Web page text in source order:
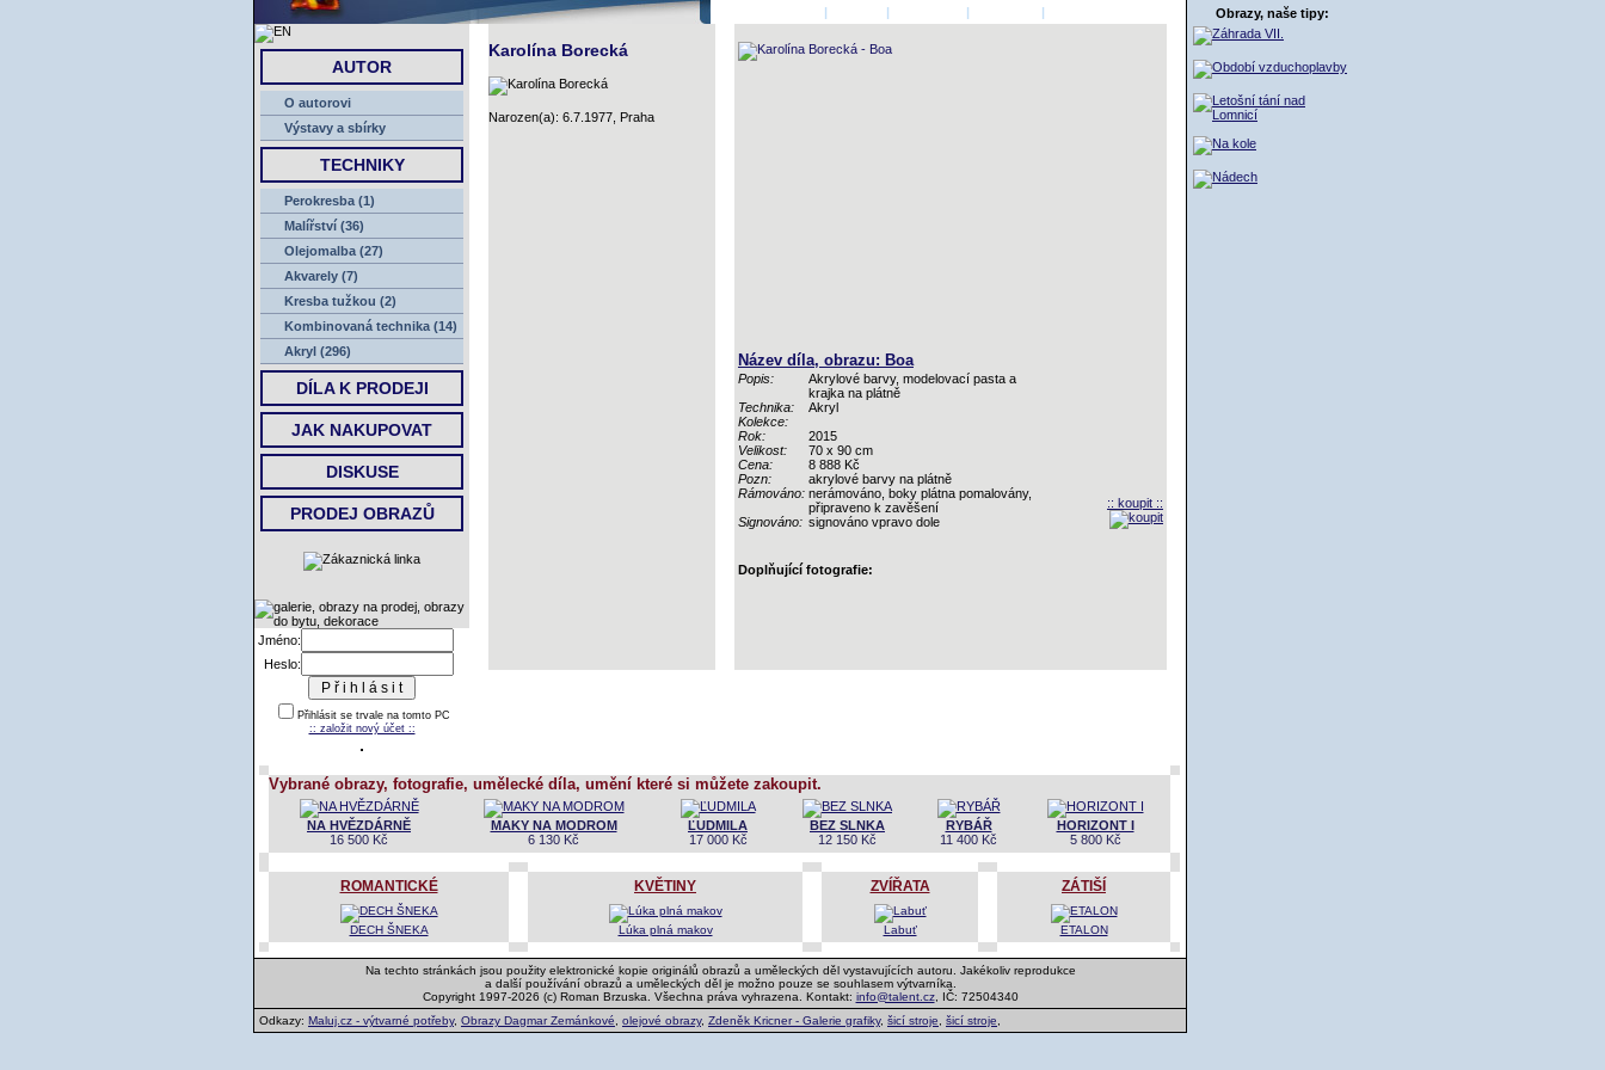
| | | |
AUTOR
O autorovi
Výstavy a sbírky
TECHNIKY
Perokresba (1)
Malířství (36)
Olejomalba (27)
Akvarely (7)
Kresba tužkou (2)
Kombinovaná technika (14)
Akryl (296)
DÍLA K PRODEJI
JAK NAKUPOVAT
DISKUSE
PRODEJ OBRAZŮ
Jméno:
Heslo:
Přihlásit se trvale na tomto PC
:: založit nový účet ::
Karolína Borecká
Narozen(a): 6.7.1977, Praha
Název díla, obrazu: Boa
Popis:
Akrylové barvy, modelovací pasta a
krajka na plátně
Technika:
Akryl
Kolekce:
Rok:
2015
Velikost:
70 x 90 cm
Cena:
8 888 Kč
Pozn:
akrylové barvy na plátně
Rámováno: nerámováno, boky plátna pomalovány,
připraveno k zavěšení
Signováno: signováno vpravo dole
:: koupit ::
Doplňující fotografie:
Vybrané obrazy, fotografie, umělecké díla, umění které si můžete zakoupit.
NA HVĚZDÁRNĚ
16 500 Kč
MAKY NA MODROM
6 130 Kč
ĽUDMILA
17 000 Kč
BEZ SLNKA
12 150 Kč
RYBÁŘ
11 400 Kč
HORIZONT I
5 800 Kč
ROMANTICKÉ
DECH ŠNEKA
KVĚTINY
Lúka plná makov
ZVÍŘATA
Labuť
ZÁTIŠÍ
ETALON
Na techto stránkách jsou použity elektronické kopie originálů obrazů a uměleckých děl vystavujících autoru. Jakékoliv reprodukce
a další používání obrazů a uměleckých děl je možno pouze se souhlasem výtvarníka.
Copyright 1997-2026 (c) Roman Brzuska. Všechna práva vyhrazena. Kontakt: info@talent.cz, IČ: 72504340
Odkazy: Maluj.cz - výtvarné potřeby, Obrazy Dagmar Zemánkové olejové obrazy, Zdeněk Kricner - Galerie grafiky, šicí stroje šicí stroje
Obrazy, naše tipy: